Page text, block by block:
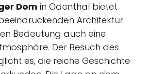
Dom in Odenthal bietet
Architektur
Bedeutung auch eine
Der Besuch des
es, die reiche Geschichte